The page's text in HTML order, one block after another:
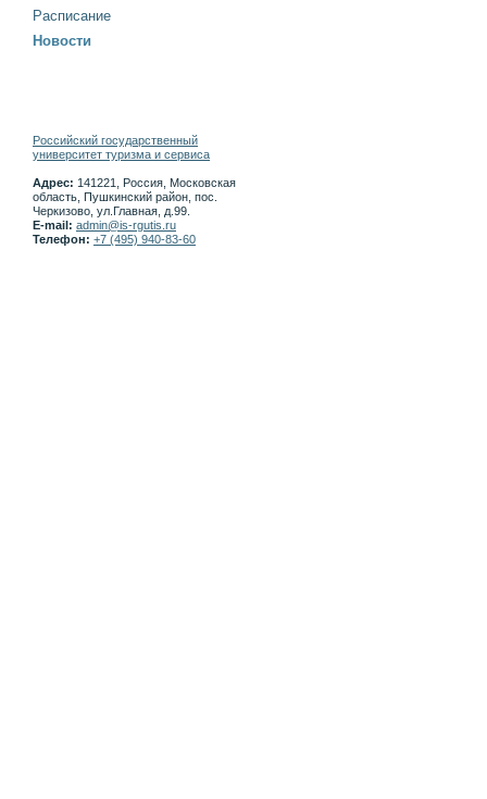
Расписание
Новости
Российский государственный
университет туризма и сервиса
Адрес: 141221, Россия, Московская
область, Пушкинский район, пос.
Черкизово, ул.Главная, д.99.
E-mail: admin@is-rgutis.ru
Телефон: +7 (495) 940-83-60